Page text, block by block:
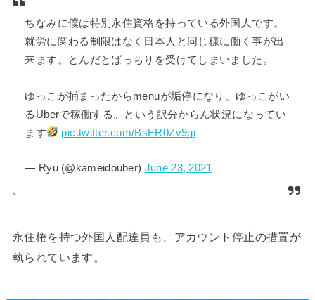
ちなみに僕は特別永住資格を持っている外国人です。
就労に関わる制限はなく日本人と同じ様に働く事が出
来ます。とんだとばっちりを受けてしまいました。
ゆっこが捕まったからmenuが垢停になり、ゆっこがい
るUberで稼働する。という訳分からん状況になってい
ます
pic.twitter.com/BsER0Zv9qi
— Ryu (@kameidouber) June 23, 2021
永住権を持つ外国人配達員も、アカウント停止の措置が
執られています。